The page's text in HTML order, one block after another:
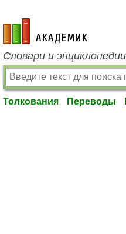
academic.ru
Словари и
Толкования Переводы